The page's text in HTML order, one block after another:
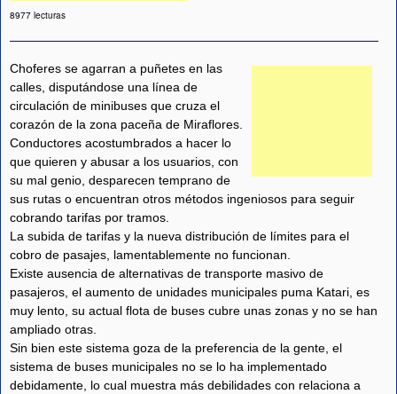
8977 lecturas
Choferes se agarran a puñetes en las
calles, disputándose una línea de
circulación de minibuses que cruza el
corazón de la zona paceña de Miraflores.
Conductores acostumbrados a hacer lo
que quieren y abusar a los usuarios, con
su mal genio, desparecen temprano de
sus rutas o encuentran otros métodos ingeniosos para seguir
cobrando tarifas por tramos.
La subida de tarifas y la nueva distribución de límites para el
cobro de pasajes, lamentablemente no funcionan.
Existe ausencia de alternativas de transporte masivo de
pasajeros, el aumento de unidades municipales puma Katari, es
muy lento, su actual flota de buses cubre unas zonas y no se han
ampliado otras.
Sin bien este sistema goza de la preferencia de la gente, el
sistema de buses municipales no se lo ha implementado
debidamente, lo cual muestra más debilidades con relaciona a